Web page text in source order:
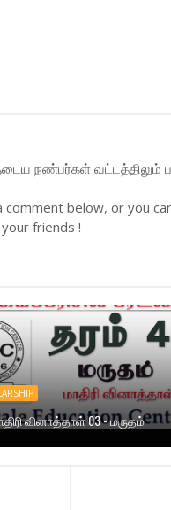
நண்பர்கள் வட்டத்திலும்
below, or you
friends !
வினாத்தாள் 03 - மருதம்